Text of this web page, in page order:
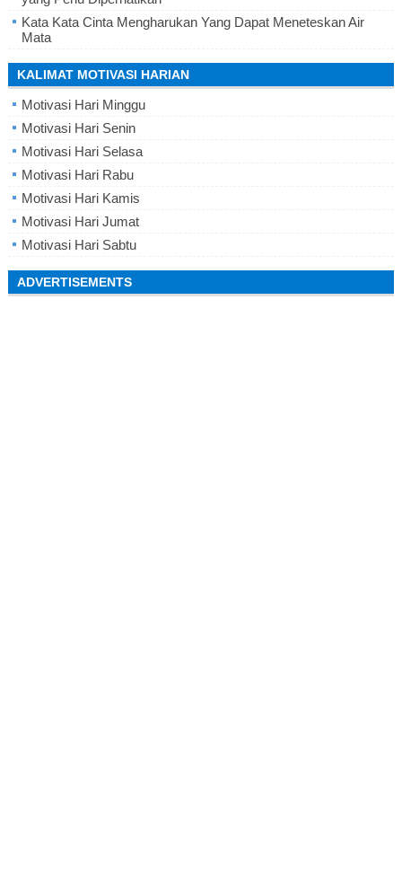
Kata Kata Cinta Mengharukan Yang Dapat Meneteskan Air
Mata
KALIMAT MOTIVASI HARIAN
Motivasi Hari Minggu
Motivasi Hari Senin
Motivasi Hari Selasa
Motivasi Hari Rabu
Motivasi Hari Kamis
Motivasi Hari Jumat
Motivasi Hari Sabtu
ADVERTISEMENTS